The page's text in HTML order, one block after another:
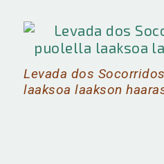
Levada dos
laaksoa laakson